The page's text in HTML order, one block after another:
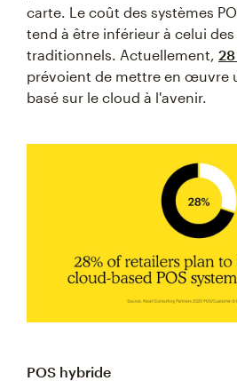
carte. Le coût des systèmes
tend à être inférieur à celui des
traditionnels. Actuellement,
prévoient de mettre en œuvre
basé sur le cloud à l'avenir.
POS hybride